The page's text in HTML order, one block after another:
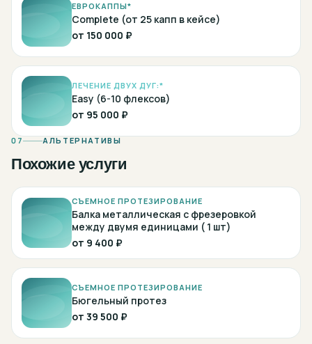
ЕВРОКАППЫ*
Complete (от 25 капп в кейсе)
от 150 000 ₽
ЛЕЧЕНИЕ ДВУХ ДУГ:*
Easy (6-10 флексов)
от 95 000 ₽
07 АЛЬТЕРНАТИВЫ
Похожие услуги
СЪЕМНОЕ ПРОТЕЗИРОВАНИЕ
Балка металлическая с фрезеровкой
между двумя единицами ( 1 шт)
от 9 400 ₽
СЪЕМНОЕ ПРОТЕЗИРОВАНИЕ
Бюгельный протез
от 39 500 ₽